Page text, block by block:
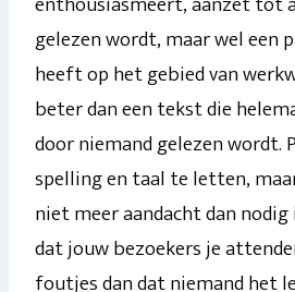
gelezen wordt, maar wel een
heeft op het gebied van
beter dan een tekst die
door niemand gelezen wordt.
spelling en taal te letten,
niet meer aandacht dan
dat jouw bezoekers je
foutjes dan dat niemand het